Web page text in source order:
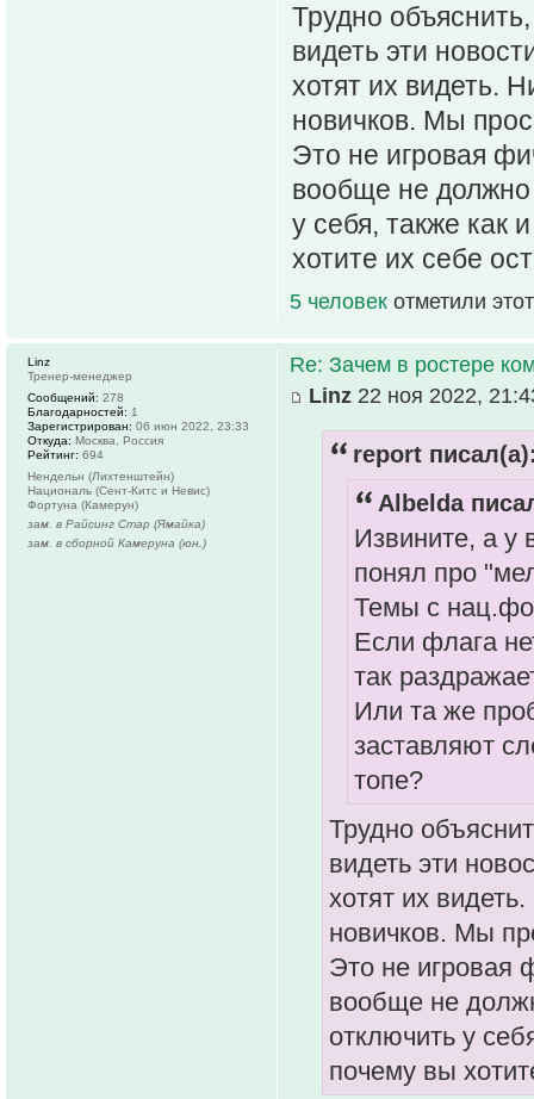
Трудно
видеть эти
хотят их видеть.
новичков. Мы
Это не игровая
вообще не должно
у себя, также как
хотите их себе
5 человек отметили
Re: Зачем в ростере
Linz 22 ноя 2022,
report
Albelda
Извините, а у
понял про
Темы с
Если флага
так
Или та же
заставляют
топе?
Трудно
видеть эти
хотят их
новичков. Мы
Это не игровая
вообще не
отключить у
почему вы
Linz
Тренер-менеджер
Сообщений: 278
Благодарностей: 1
Зарегистрирован: 06 июн 2022, 23:33
Откуда: Москва, Россия
Рейтинг: 694
Нендельн (Лихтенштейн)
Националь (Сент-Китс и Невис)
Фортуна (Камерун)
зам. в Райсинг Стар (Ямайка)
зам. в сборной Камеруна (юн.)